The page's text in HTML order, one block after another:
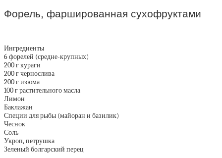
Форель, фаршированная сухофруктами
Ингредиенты
6 форелей (средне-крупных)
200 г кураги
200 г чернослива
200 г изюма
100 г растительного масла
Лимон
Баклажан
Специи для рыбы (майоран и базилик)
Чеснок
Соль
Укроп, петрушка
Зеленый болгарский перец